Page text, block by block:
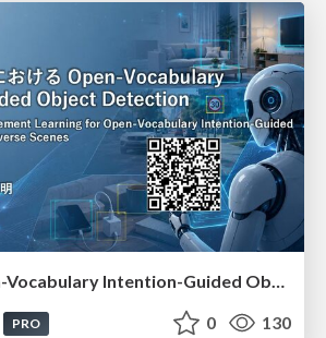
[MIRU26] Open-Vocabulary Intention-Guided Object Detection in Diverse Scenes
PRO 0 130